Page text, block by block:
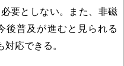
要としない。また、非磁
後普及が進むと見られる
応できる。